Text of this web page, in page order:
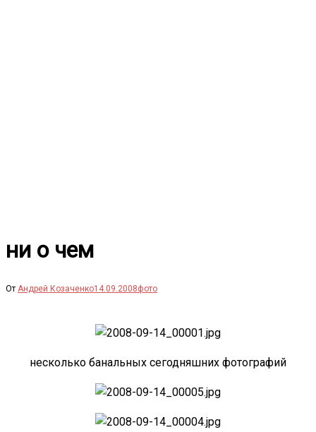
ни о чем
От Андрей Козаченко14.09.2008фото
несколько банальных сегодняшних фотографий